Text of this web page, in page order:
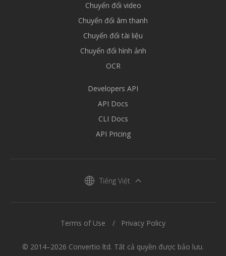
Chuyển đổi video
Chuyển đổi âm thanh
Chuyển đổi tài liệu
Chuyển đổi hình ảnh
OCR
Developers API
API Docs
CLI Docs
API Pricing
Tiếng Việt
© 2014–2026 Convertio ltd. Tất cả quyền được bảo lưu.
Terms of Use Privacy Policy